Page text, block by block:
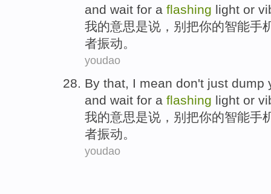
and wait for a flashing light or
我的意思是说 ， 别 把你的智能手
者振动。
youdao
By that, I mean don't just dump
and wait for a flashing light or
我的意思是说 ， 别把你的智能手
者振动。
youdao